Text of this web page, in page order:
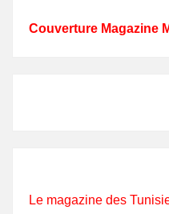
Couverture Magazine
Le magazine des